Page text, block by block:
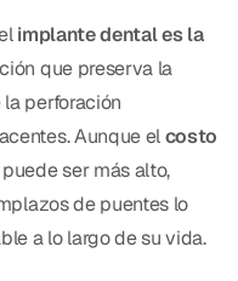
implante dental es la
que preserva la
perforación
Aunque elcosto
ser más alto,
de puentes lo
a lo largo de su vida.